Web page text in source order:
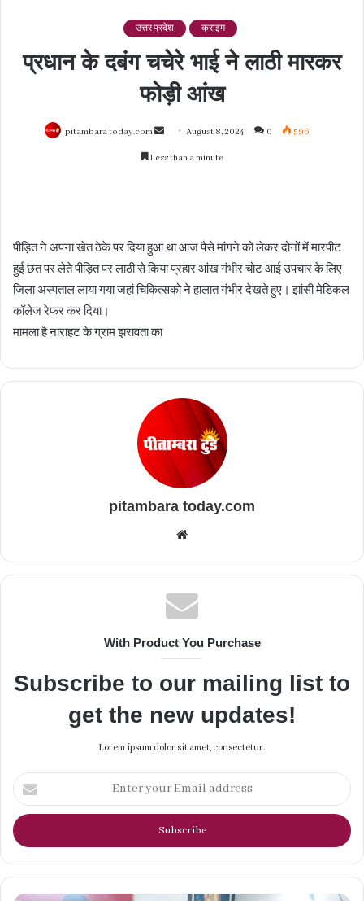
उत्तर प्रदेश क्राइम
प्रधान के दबंग चचेरे भाई ने लाठी मारकर
फोड़ी आंख
pitambara today.com
Send August 8, 2024 0 596
Less than a minute
पीड़ित ने अपना खेत ठेके पर दिया हुआ था आज पैसे मांगने को लेकर दोनों में मारपीट
हुई छत पर लेते पीड़ित पर लाठी से किया प्रहार आंख गंभीर चोट आई उपचार के लिए
जिला अस्पताल लाया गया जहां चिकित्सको ने हालात गंभीर देखते हुए। झांसी मेडिकल
कॉलेज रेफर कर दिया।
मामला है नाराहट के ग्राम झरावता का
pitambara today.com
Website
With Product You Purchase
Subscribe to our mailing list to
get the new updates!
Lorem ipsum dolor sit amet, consectetur.
Enter
your
Email
address